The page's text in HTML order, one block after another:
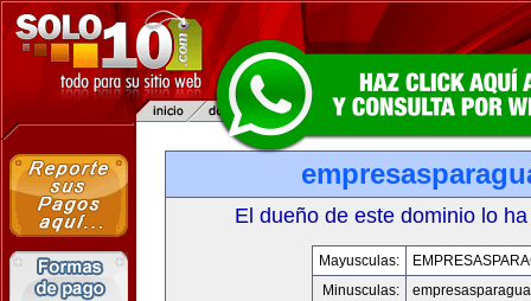
El dueño de este dominio lo
Mayusculas:
Minusculas: